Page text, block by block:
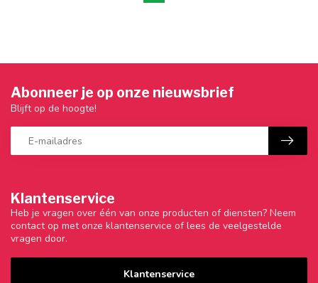
Klantenservice
Heb je vragen over één van onze producten of diensten? Neem
contact op met onze klantenservice of lees de veelgestelde
vragen door.
Klantenservice
Abonneer je op onze nieuwsbrief
Blijft op de hoogte!